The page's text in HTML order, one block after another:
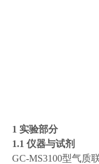
1 实验部分
1.1 仪器与试剂
GC-MS3100型气质